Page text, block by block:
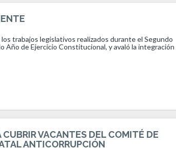
trabajos legislativos realizados durante el Segundo
Año de Ejercicio Constitucional, y avaló la integración
VACANTES DEL COMITÉ DE
ANTICORRUPCIÓN